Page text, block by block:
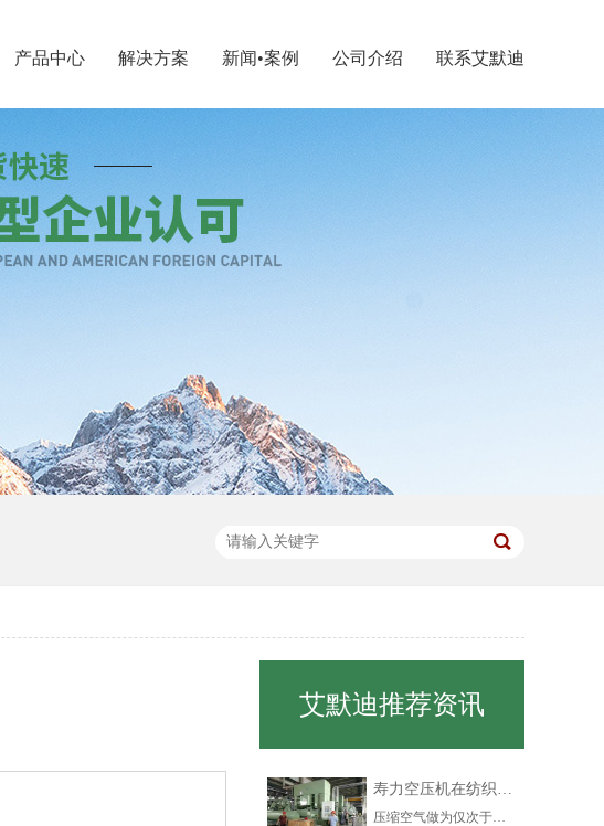
产品中心 解决方案 新闻•案例 公司介绍 联系艾默迪
艾默迪推荐资讯
寿力空压机在纺织行业中的应用
压缩空气做为仅次于电力的第二大动力源，在纺织厂的应用已经处处可见，越来越多的纺织工艺过程已采用气动来完成。目前主要应用在纤维物料输送、胶辊加压、移动工位、喷射气流加工、射流自控技术、清洁部件等方面。